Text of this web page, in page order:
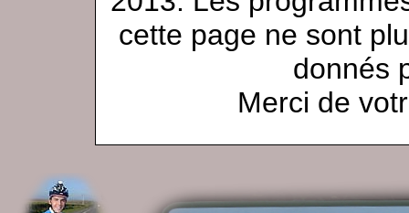
cette page ne sont
donnés
Merci de